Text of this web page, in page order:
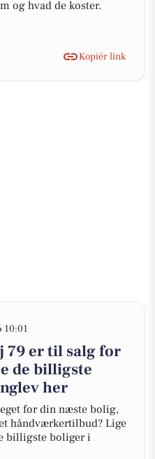
og hvad de koster.
Kopiér link
10:01
79 er til salg for
de billigste
her
for din næste bolig,
håndværkertilbud? Lige
billigste boliger i